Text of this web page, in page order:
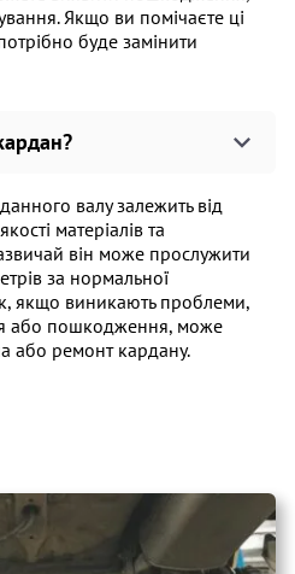
Якщо ви помічаєте ці
буде замінити
валу залежить від
матеріалів та
він може прослужити
за нормальної
якщо виникають проблеми,
або пошкодження, може
або ремонт кардану.